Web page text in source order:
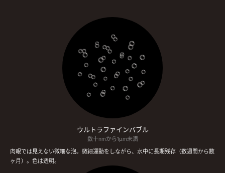
ウルトラファインバブル
数十nmから1μm未満
肉眼では見えない微細な泡。微細運動をしながら、水中に長期残存（数週間から数
ヶ月）。色は透明。